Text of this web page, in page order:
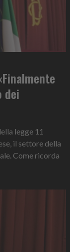
dei
legge 11
il settore della
Come ricorda